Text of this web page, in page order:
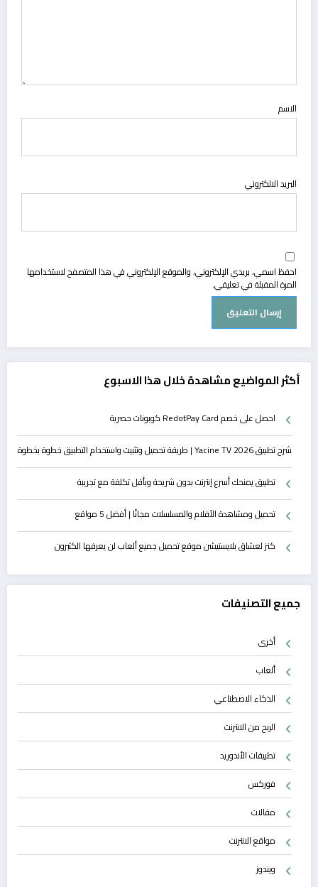
الاسم
البريد الالكتروني
احفظ اسمي، بريدي الإلكتروني، والموقع الإلكتروني في هذا المتصفح لاستخدامها
المرة المقبلة في تعليقي.
أكثر المواضيع مشاهدة خلال هذا الاسبوع
احصل على خصم RedotPay Card كوبونات حصرية
شرح تطبيق Yacine TV 2026 | طريقة تحميل وتثبيت واستخدام التطبيق خطوة بخطوة
تطبيق يمنحك أسرع إنترنت بدون شريحة وبأقل تكلفة مع تجريبة
تحميل ومشاهدة الأفلام والمسلسلات مجانًا | أفضل 5 مواقع
كنز لعشاق بلايستيشن موقع تحميل جميع ألعاب لن يعرفها الكثيرون
جميع التصنيفات
أخرى
ألعاب
الذكاء الاصطناعي
الربح من الانترنت
تطبيقات الأندوريد
فوركس
مقالات
مواقع الانترنت
ويندوز